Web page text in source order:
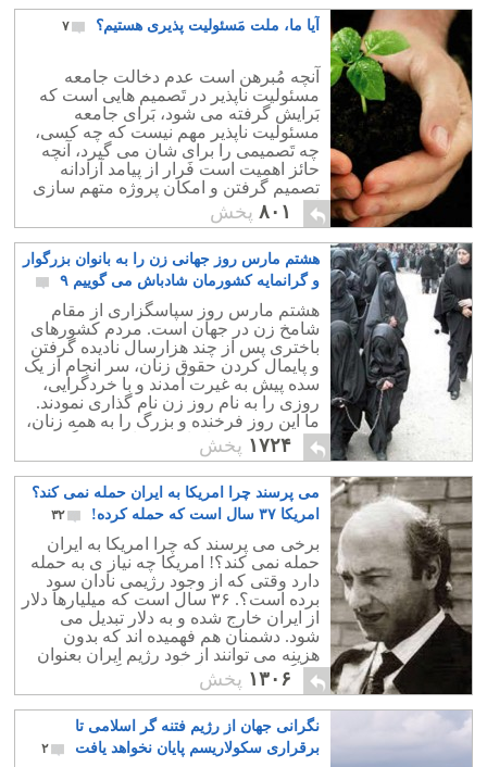
آیا ما، ملت مَسئولیت پذیری هستیم؟ ۷
آنچه مُبرهن است عدم دخالت جامعه
مسئولیت ناپذیر در تَصمیم هایی است که
بَرایش گرفته می شود، بَرای جامعه
مسئولیت ناپذیر مهم نیست که چه کسی،
چه تَصمیمی را برای شان می گیرد، آنچه
حائز اهمیت است فَرار از پیامد آزادانه
تصمیم گرفتن و امکان پروژه متهم سازی
است!۸۰۱ پخش
هشتم مارس روز جهانی زن را به بانوان بزرگوار
و گرانمایه کشورمان شادباش می گوییم ۹
هشتم مارس روز سپاسگزاری از مقام
شامخ زن در جهان است. مردم کشورهای
باختری پس از چند هزارسال نادیده گرفتن
و پایمال کردن حقوق زنان، سر انجام از یک
سده پیش به غیرت آمدند و با خردگرایی،
روزی را به نام روز زن نام گذاری نمودند.
ما این روز فرخنده و بزرگ را به همه زنان،
به ویژه هم میهنانمان شادباش می گوییم.
۱۷۲۴ پخش
می پرسند چرا امریکا به ایران حمله نمی کند؟
امریکا ۳۷ سال است که حمله کرده!
۳۲
برخی می پرسند که چرا امریکا به ایران
حمله نمی کند؟! امریکا چه نیاز ی به حمله
دارد وقتی که از وجود رژیمی نادان سود
برده است؟. ۳۶ سال است که میلیارها دلار
از ایران خارج شده و به دلار تبدیل می
شود. دشمنان هم فهمیده اند که بدون
هزینه می توانند از خود رژیم ایران بعنوان
بزرگترین دشمن ایران بهره یگیرند.
۱۳۰۶ پخش
نگرانی جهان از رژیم فتنه گر اسلامی تا
برقراری سکولاریسم پایان نخواهد یافت
۲